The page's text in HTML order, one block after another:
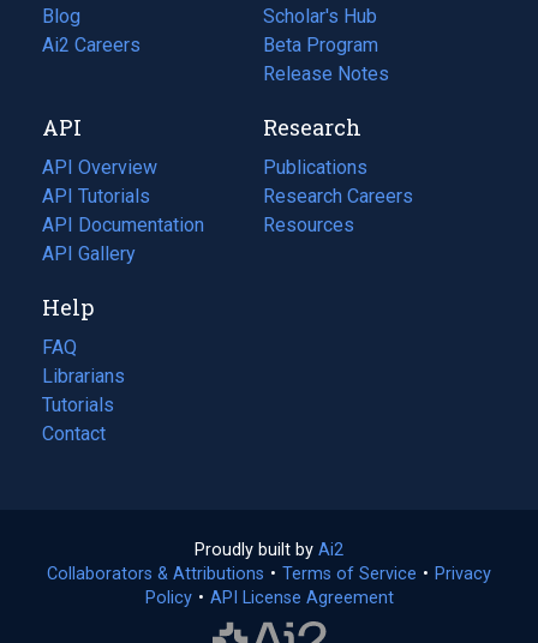
Blog
(opens
in
tab)
Ai2 Careers
(opens
new
tab)
Scholar's Hub
Beta Program
Release Notes
API
API Overview
API Tutorials
API Documentation
(opens
in
new
tab)
API Gallery
Research
Publications
(opens
in
a
Research Careers
(opens
in
Resources
(opens
Help
FAQ
Librarians
Tutorials
Contact
Proudly built by Ai2
in
a
Collaborators & Attributions • Terms of Service (opens
• Privacy
Policy(opens
• API License Agreement